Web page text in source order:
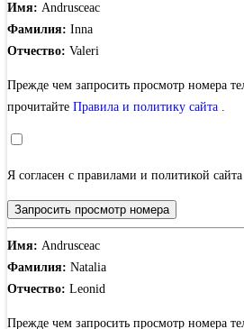
Имя: Andrusceac
Фамилия: Inna
Отчество: Valeri
Прежде чем запросить просмотр номера
прочитайте Правила и политику сайта .
Я согласен с правилами и политикой сайта
Запросить просмотр номера
Имя: Andrusceac
Фамилия: Natalia
Отчество: Leonid
Прежде чем запросить просмотр номера